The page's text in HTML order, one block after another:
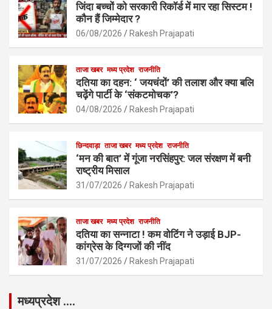
o
o
k
A
p
p
जिंदा बच्चों को सरकारी रिकॉर्ड में मार रहा सिस्टम !
कौन हैं जिम्मेदार ?
06/08/2026 Rakesh Prajapati
ताजा खबर मध्य प्रदेश राजनीति
दतिया का दहन: ‘ जयचंदों’ की तलाश और क्या बलि
चढ़ेंगे पार्टी के ‘संकटमोचक’?
04/08/2026 Rakesh Prajapati
छिन्दवाड़ा ताजा खबर मध्य प्रदेश राजनीति
‘मन की बात’ में गूंजा नरसिंहपुर: जल संरक्षण में बनी
राष्ट्रीय मिसाल
31/07/2026 Rakesh Prajapati
ताजा खबर मध्य प्रदेश राजनीति
दतिया का सन्नाटा ! कम वोटिंग ने उड़ाई BJP-
कांग्रेस के दिग्गजों की नींद
31/07/2026 Rakesh Prajapati
मध्यप्रदेश ….